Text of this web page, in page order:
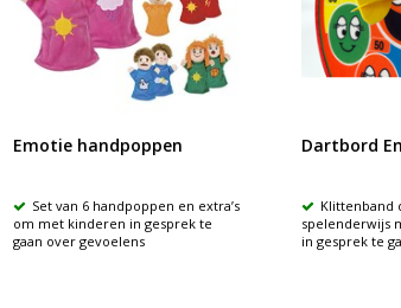
Emotie handpoppen
Set van 6 handpoppen en extra’s
om met kinderen in gesprek te
gaan over gevoelens
Dartbord
Klittenband
spelenderwijs
in gesprek te